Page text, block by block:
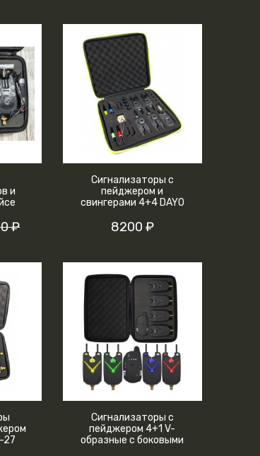
и
₽
Сигнализаторы с
пейджером и
свингерами 4+4 DAYO
8200 ₽
27
Сигнализаторы с
пейджером 4+1 V-
образные с боковыми